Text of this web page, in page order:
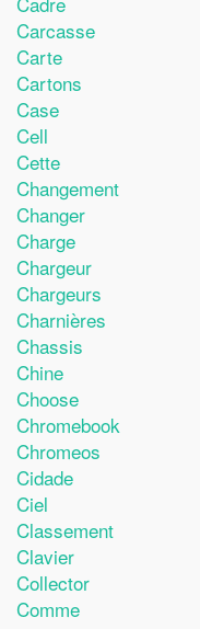
Carcasse
Carte
Cartons
Case
Cell
Cette
Changement
Changer
Charge
Chargeur
Chargeurs
Charnières
Chassis
Chine
Choose
Chromebook
Chromeos
Cidade
Ciel
Classement
Clavier
Collector
Comme